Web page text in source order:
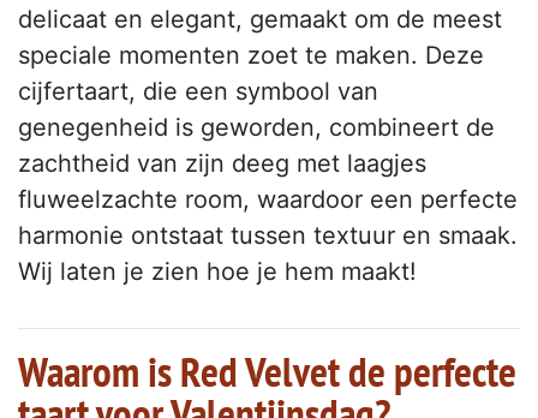
delicaat en elegant, gemaakt om de meest
speciale momenten zoet te maken. Deze
cijfertaart, die een symbool van
genegenheid is geworden, combineert de
zachtheid van zijn deeg met laagjes
fluweelzachte room, waardoor een perfecte
harmonie ontstaat tussen textuur en smaak.
Wij laten je zien hoe je hem maakt!
Waarom is Red Velvet de perfecte